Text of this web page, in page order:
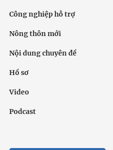
Công nghiệp hỗ trợ
Nông thôn mới
Nội dung chuyên đề
Hồ sơ
Video
Podcast